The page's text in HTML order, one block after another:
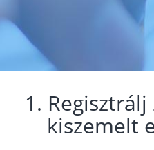
1.
kiszemelt